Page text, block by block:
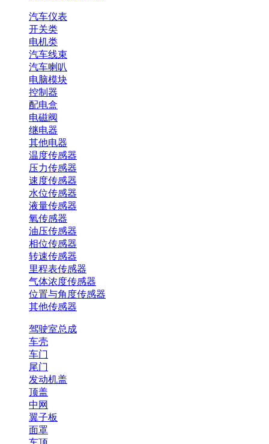
汽车仪表
开关类
电机类
汽车线束
汽车喇叭
电脑模块
控制器
配电盒
电磁阀
继电器
其他电器
温度传感器
压力传感器
速度传感器
水位传感器
液量传感器
氧传感器
油压传感器
相位传感器
转速传感器
里程表传感器
气体浓度传感器
位置与角度传感器
其他传感器
驾驶室总成
车壳
车门
尾门
发动机盖
顶盖
中网
翼子板
面罩